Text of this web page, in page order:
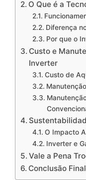
O Que é a
Diferença
Por que o
Custo e
Inverter
Custo de
O Impacto
Inverter e
Vale a Pena
Conclusão